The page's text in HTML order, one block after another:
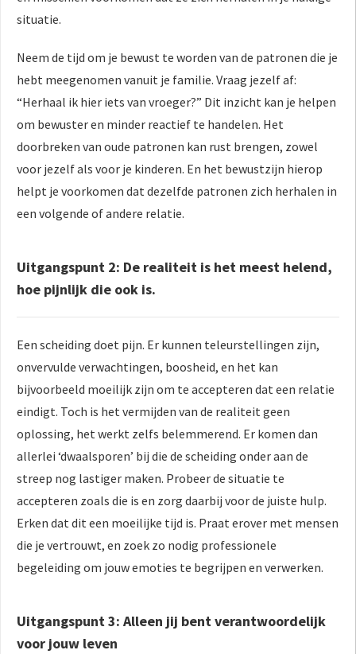
situatie.
Neem de tijd om je bewust te worden van de patronen die je
hebt meegenomen vanuit je familie. Vraag jezelf af:
“Herhaal ik hier iets van vroeger?” Dit inzicht kan je helpen
om bewuster en minder reactief te handelen. Het
doorbreken van oude patronen kan rust brengen, zowel
voor jezelf als voor je kinderen. En het bewustzijn hierop
helpt je voorkomen dat dezelfde patronen zich herhalen in
een volgende of andere relatie.
Uitgangspunt 2: De realiteit is het meest helend,
hoe pijnlijk die ook is.
Een scheiding doet pijn. Er kunnen teleurstellingen zijn,
onvervulde verwachtingen, boosheid, en het kan
bijvoorbeeld moeilijk zijn om te accepteren dat een relatie
eindigt. Toch is het vermijden van de realiteit geen
oplossing, het werkt zelfs belemmerend. Er komen dan
allerlei ‘dwaalsporen’ bij die de scheiding onder aan de
streep nog lastiger maken. Probeer de situatie te
accepteren zoals die is en zorg daarbij voor de juiste hulp.
Erken dat dit een moeilijke tijd is. Praat erover met mensen
die je vertrouwt, en zoek zo nodig professionele
begeleiding om jouw emoties te begrijpen en verwerken.
Uitgangspunt 3: Alleen jij bent verantwoordelijk
voor jouw leven